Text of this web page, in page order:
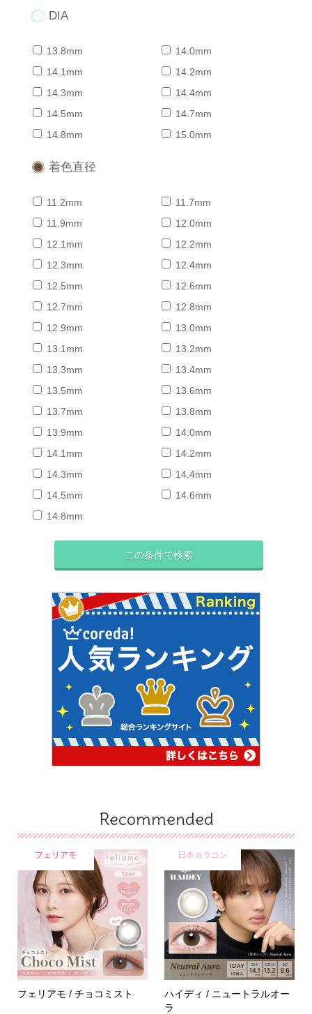
DIA
13.8mm
14.0mm
14.1mm
14.2mm
14.3mm
14.4mm
14.5mm
14.7mm
14.8mm
15.0mm
着色直径
11.2mm
11.7mm
11.9mm
12.0mm
12.1mm
12.2mm
12.3mm
12.4mm
12.5mm
12.6mm
12.7mm
12.8mm
12.9mm
13.0mm
13.1mm
13.2mm
13.3mm
13.4mm
13.5mm
13.6mm
13.7mm
13.8mm
13.9mm
14.0mm
14.1mm
14.2mm
14.3mm
14.4mm
14.5mm
14.6mm
14.8mm
Recommended
フェリアモ
フェリアモ / チョコミスト
日本カラコン
ハイディ / ニュートラルオー
ラ